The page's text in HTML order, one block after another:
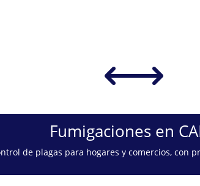
,
Fumigaciones en
de plagas para hogares y comercios, con